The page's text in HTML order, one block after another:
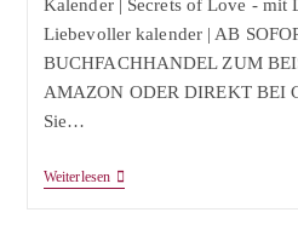
Kalender | Secrets of Love - mit
Liebevoller kalender | AB
BUCHFACHHANDEL ZUM
AMAZON ODER DIREKT BEI
Sie…
WeiterlesenKALENDER